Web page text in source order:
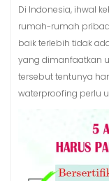
Di Indonesia, ihwal
rumah-rumah
baik terlebih tidak
yang dimanfaatkan
tersebut tentunya
waterproofing perlu